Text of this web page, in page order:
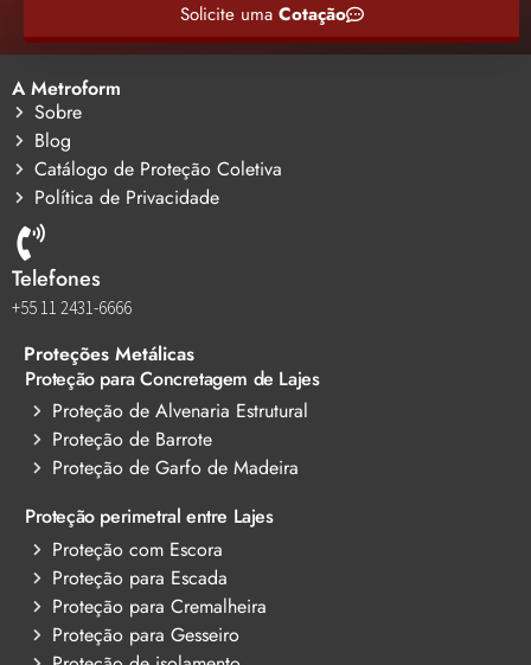
Solicite uma Cotação
A Metroform
Sobre
Blog
Catálogo de Proteção Coletiva
Política de Privacidade
Telefones
+55 11 2431-6666
Proteções Metálicas
Proteção para Concretagem de Lajes
Proteção de Alvenaria Estrutural
Proteção de Barrote
Proteção de Garfo de Madeira
Proteção perimetral entre Lajes
Proteção com Escora
Proteção para Escada
Proteção para Cremalheira
Proteção para Gesseiro